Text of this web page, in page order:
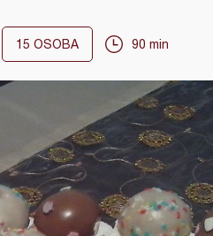
15 OSOBA 90 min